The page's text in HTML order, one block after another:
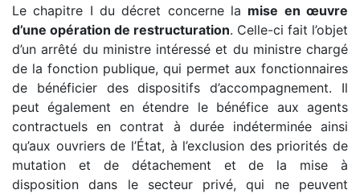
Le chapitre I du décret concerne la mise en œuvre
d’une opération de restructuration. Celle-ci fait l’objet
d’un arrêté du ministre intéressé et du ministre chargé
de la fonction publique, qui permet aux fonctionnaires
de bénéficier des dispositifs d’accompagnement. Il
peut également en étendre le bénéfice aux agents
contractuels en contrat à durée indéterminée ainsi
qu’aux ouvriers de l’État, à l’exclusion des priorités de
mutation et de détachement et de la mise à
disposition dans le secteur privé, qui ne peuvent